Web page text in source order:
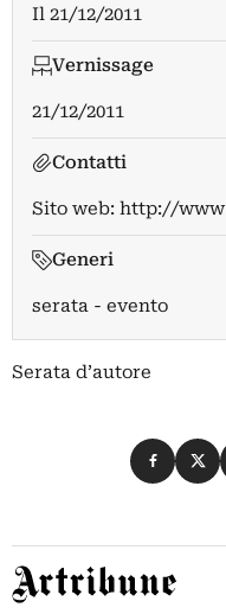
Il 21/12/2011
Vernissage
21/12/2011
Contatti
Sito web: http://
Generi
serata - evento
Serata d’autore
Condividi
Artribune